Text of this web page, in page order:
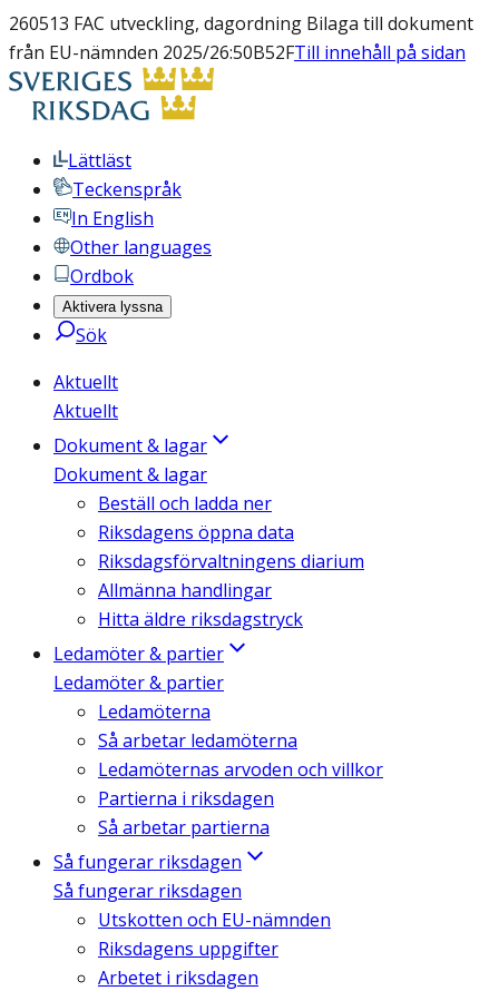
260513 FAC utveckling, dagordning Bilaga till dokument
från EU-nämnden 2025/26:50B52FTill innehåll på sidan
Lättläst
Teckenspråk
In English
Other languages
Ordbok
Aktivera lyssna
Sök
Aktuellt
Aktuellt
Dokument & lagar
Dokument & lagar
Beställ och ladda ner
Riksdagens öppna data
Riksdagsförvaltningens diarium
Allmänna handlingar
Hitta äldre riksdagstryck
Ledamöter & partier
Ledamöter & partier
Ledamöterna
Så arbetar ledamöterna
Ledamöternas arvoden och villkor
Partierna i riksdagen
Så arbetar partierna
Så fungerar riksdagen
Så fungerar riksdagen
Utskotten och EU-nämnden
Riksdagens uppgifter
Arbetet i riksdagen